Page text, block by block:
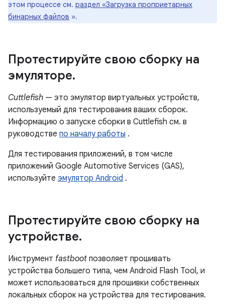
этом процессе см. раздел «Загрузка проприетарных
бинарных файлов ».
Протестируйте свою сборку на
эмуляторе.
Cuttlefish — это эмулятор виртуальных устройств,
используемый для тестирования ваших сборок.
Информацию о запуске сборки в Cuttlefish см. в
руководстве по началу работы .
Для тестирования приложений, в том числе
приложений Google Automotive Services (GAS),
используйте эмулятор Android .
Протестируйте свою сборку на
устройстве.
Инструмент fastboot позволяет прошивать
устройства большего типа, чем Android Flash Tool, и
может использоваться для прошивки собственных
локальных сборок на устройства для тестирования.